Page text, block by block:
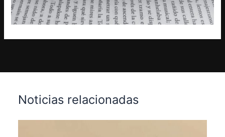
Noticias relacionadas